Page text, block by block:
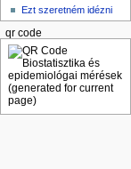
Ezt szeretném idézni
qr code